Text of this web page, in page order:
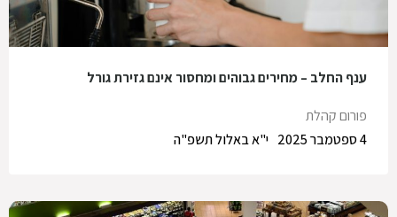
ענף החלב – מחירים גבוהים ומחסור אינם גזירת גורל
פורום קהלת
י"א באלול תשפ"ה
4 ספטמבר 2025